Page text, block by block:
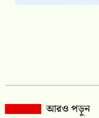
আরও পড়ুন